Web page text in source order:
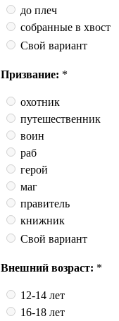
до плеч
собранные в хвост
Свой вариант
Призвание: *
охотник
путешественник
воин
раб
герой
маг
правитель
книжник
Свой вариант
Внешний возраст: *
12-14 лет
16-18 лет